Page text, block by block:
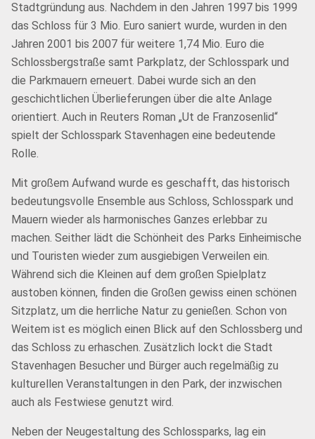
Stadtgründung aus. Nachdem in den Jahren 1997 bis 1999
das Schloss für 3 Mio. Euro saniert wurde, wurden in den
Jahren 2001 bis 2007 für weitere 1,74 Mio. Euro die
Schlossbergstraße samt Parkplatz, der Schlosspark und
die Parkmauern erneuert. Dabei wurde sich an den
geschichtlichen Überlieferungen über die alte Anlage
orientiert. Auch in Reuters Roman „Ut de Franzosenlid“
spielt der Schlosspark Stavenhagen eine bedeutende
Rolle.
Mit großem Aufwand wurde es geschafft, das historisch
bedeutungsvolle Ensemble aus Schloss, Schlosspark und
Mauern wieder als harmonisches Ganzes erlebbar zu
machen. Seither lädt die Schönheit des Parks Einheimische
und Touristen wieder zum ausgiebigen Verweilen ein.
Während sich die Kleinen auf dem großen Spielplatz
austoben können, finden die Großen gewiss einen schönen
Sitzplatz, um die herrliche Natur zu genießen. Schon von
Weitem ist es möglich einen Blick auf den Schlossberg und
das Schloss zu erhaschen. Zusätzlich lockt die Stadt
Stavenhagen Besucher und Bürger auch regelmäßig zu
kulturellen Veranstaltungen in den Park, der inzwischen
auch als Festwiese genutzt wird.
Neben der Neugestaltung des Schlossparks, lag ein